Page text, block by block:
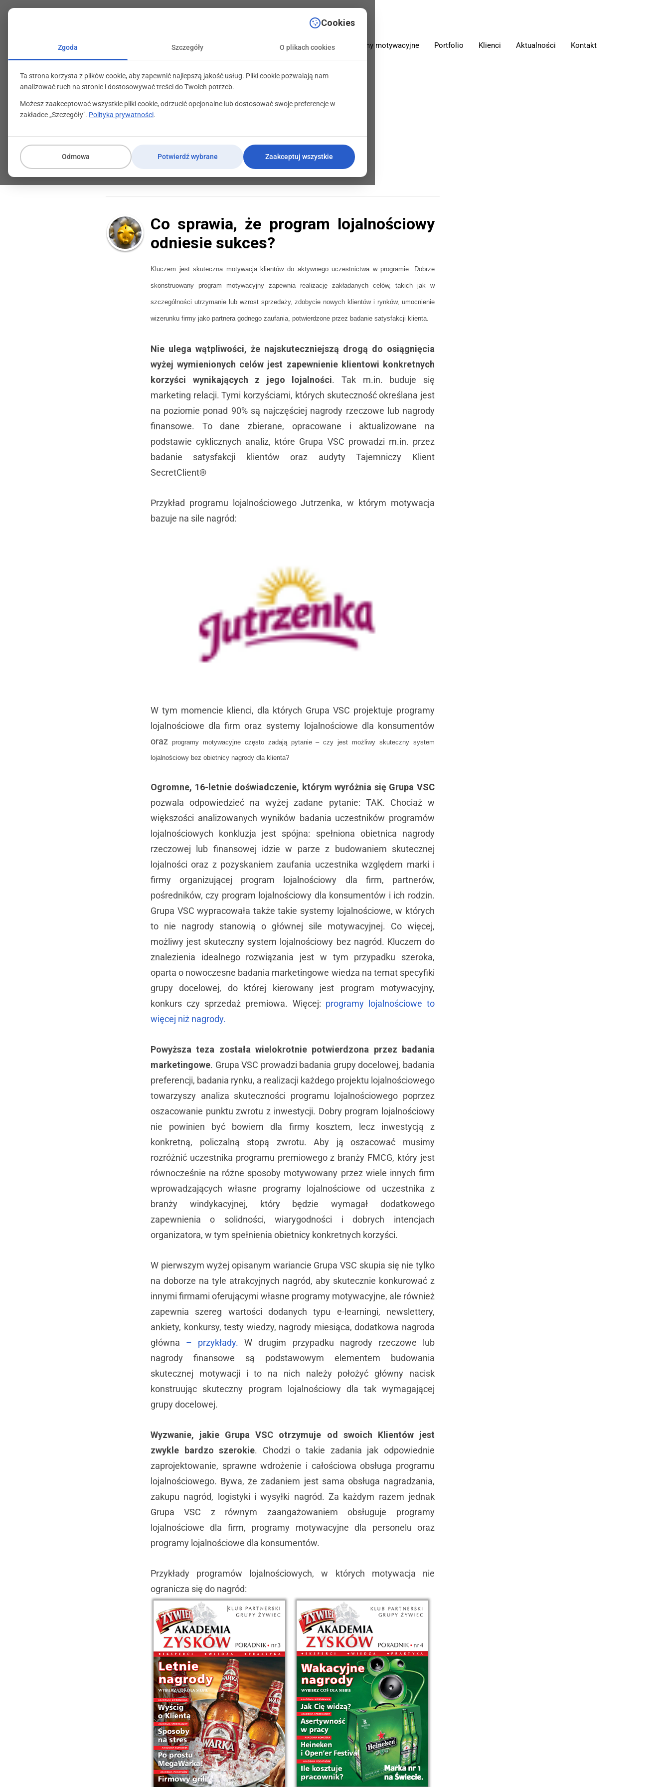
O firmie Oferta Programy motywacyjne Portfolio Klienci Aktualności Kontakt
Idealny program lojalnościowy
2 kwietnia 2014
Co sprawia, że program lojalnościowy
odniesie sukces?
Kluczem jest skuteczna motywacja klientów do aktywnego uczestnictwa w programie. Dobrze
skonstruowany program motywacyjny zapewnia realizację zakładanych celów, takich jak w
szczególności utrzymanie lub wzrost sprzedaży, zdobycie nowych klientów i rynków, umocnienie
wizerunku firmy jako partnera godnego zaufania, potwierdzone przez badanie satysfakcji klienta.
Nie ulega wątpliwości, że najskuteczniejszą drogą do osiągnięcia
wyżej wymienionych celów jest zapewnienie klientowi konkretnych
korzyści wynikających z jego lojalności. Tak m.in. buduje się
marketing relacji. Tymi korzyściami, których skuteczność określana jest
na poziomie ponad 90% są najczęściej nagrody rzeczowe lub nagrody
finansowe. To dane zbierane, opracowane i aktualizowane na
podstawie cyklicznych analiz, które Grupa VSC prowadzi m.in. przez
badanie satysfakcji klientów oraz audyty Tajemniczy Klient
SecretClient®
Przykład programu lojalnościowego Jutrzenka, w którym motywacja
bazuje na sile nagród:
W tym momencie klienci, dla których Grupa VSC projektuje programy
lojalnościowe dla firm oraz systemy lojalnościowe dla konsumentów
oraz programy motywacyjne często zadają pytanie – czy jest możliwy skuteczny system
lojalnościowy bez obietnicy nagrody dla klienta?
Ogromne, 16-letnie doświadczenie, którym wyróżnia się Grupa VSC
pozwala odpowiedzieć na wyżej zadane pytanie: TAK. Chociaż w
większości analizowanych wyników badania uczestników programów
lojalnościowych konkluzja jest spójna: spełniona obietnica nagrody
rzeczowej lub finansowej idzie w parze z budowaniem skutecznej
lojalności oraz z pozyskaniem zaufania uczestnika względem marki i
firmy organizującej program lojalnościowy dla firm, partnerów,
pośredników, czy program lojalnościowy dla konsumentów i ich rodzin.
Grupa VSC wypracowała także takie systemy lojalnościowe, w których
to nie nagrody stanowią o głównej sile motywacyjnej. Co więcej,
możliwy jest skuteczny system lojalnościowy bez nagród. Kluczem do
znalezienia idealnego rozwiązania jest w tym przypadku szeroka,
oparta o nowoczesne badania marketingowe wiedza na temat specyfiki
grupy docelowej, do której kierowany jest program motywacyjny,
konkurs czy sprzedaż premiowa. Więcej: programy lojalnościowe to
więcej niż nagrody.
Powyższa teza została wielokrotnie potwierdzona przez badania
marketingowe. Grupa VSC prowadzi badania grupy docelowej, badania
preferencji, badania rynku, a realizacji każdego projektu lojalnościowego
towarzyszy analiza skuteczności programu lojalnościowego poprzez
oszacowanie punktu zwrotu z inwestycji. Dobry program lojalnościowy
nie powinien być bowiem dla firmy kosztem, lecz inwestycją z
konkretną, policzalną stopą zwrotu. Aby ją oszacować musimy
rozróżnić uczestnika programu premiowego z branży FMCG, który jest
równocześnie na różne sposoby motywowany przez wiele innych firm
wprowadzających własne programy lojalnościowe od uczestnika z
branży windykacyjnej, który będzie wymagał dodatkowego
zapewnienia o solidności, wiarygodności i dobrych intencjach
organizatora, w tym spełnienia obietnicy konkretnych korzyści.
W pierwszym wyżej opisanym wariancie Grupa VSC skupia się nie tylko
na doborze na tyle atrakcyjnych nagród, aby skutecznie konkurować z
innymi firmami oferującymi własne programy motywacyjne, ale również
zapewnia szereg wartości dodanych typu e-learningi, newslettery,
ankiety, konkursy, testy wiedzy, nagrody miesiąca, dodatkowa nagroda
główna – przykłady. W drugim przypadku nagrody rzeczowe lub
nagrody finansowe są podstawowym elementem budowania
skutecznej motywacji i to na nich należy położyć główny nacisk
konstruując skuteczny program lojalnościowy dla tak wymagającej
grupy docelowej.
Wyzwanie, jakie Grupa VSC otrzymuje od swoich Klientów jest
zwykle bardzo szerokie. Chodzi o takie zadania jak odpowiednie
zaprojektowanie, sprawne wdrożenie i całościowa obsługa programu
lojalnościowego. Bywa, że zadaniem jest sama obsługa nagradzania,
zakupu nagród, logistyki i wysyłki nagród. Za każdym razem jednak
Grupa VSC z równym zaangażowaniem obsługuje programy
lojalnościowe dla firm, programy motywacyjne dla personelu oraz
programy lojalnościowe dla konsumentów.
Przykłady programów lojalnościowych, w których motywacja nie
ogranicza się do nagród:
Cookies
Zgoda Szczegóły O plikach cookies
Ta strona korzysta z plików cookie, aby zapewnić najlepszą jakość usług. Pliki cookie pozwalają nam
analizować ruch na stronie i dostosowywać treści do Twoich potrzeb.
Możesz zaakceptować wszystkie pliki cookie, odrzucić opcjonalne lub dostosować swoje preferencje w
zakładce „Szczegóły". Polityka prywatności.
Odmowa Potwierdź wybrane Zaakceptuj wszystkie